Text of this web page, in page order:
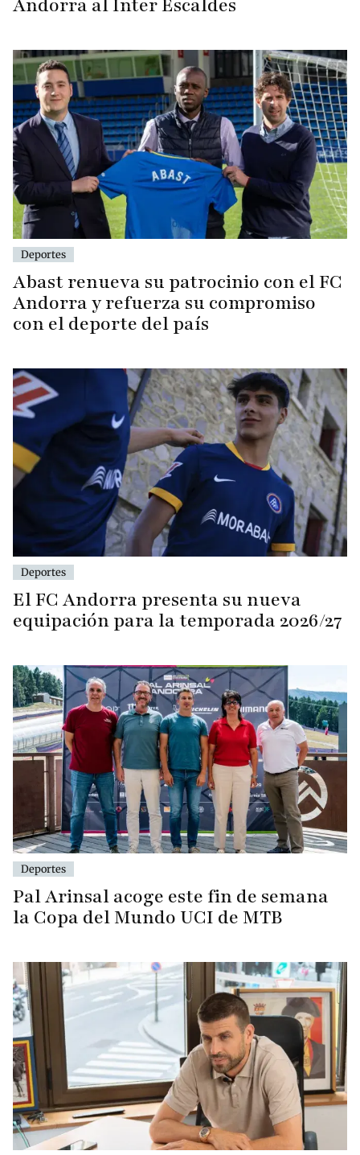
Andorra al Inter Escaldes
Deportes
Abast renueva su patrocinio con el FC
Andorra y refuerza su compromiso
con el deporte del país
Deportes
El FC Andorra presenta su nueva
equipación para la temporada 2026/27
Deportes
Pal Arinsal acoge este fin de semana
la Copa del Mundo UCI de MTB